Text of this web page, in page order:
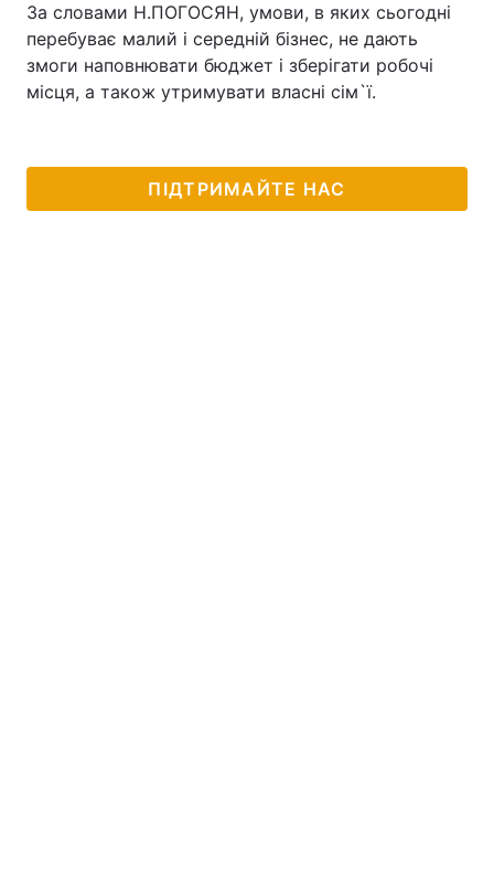
За словами Н.ПОГОСЯН, умови, в яких сьогодні
перебуває малий і середній бізнес, не дають
змоги наповнювати бюджет і зберігати робочі
місця, а також утримувати власні сім`ї.
ПІДТРИМАЙТЕ НАС